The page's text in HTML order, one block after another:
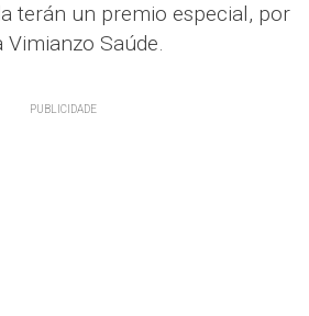
terán un premio especial, por
Saúde.